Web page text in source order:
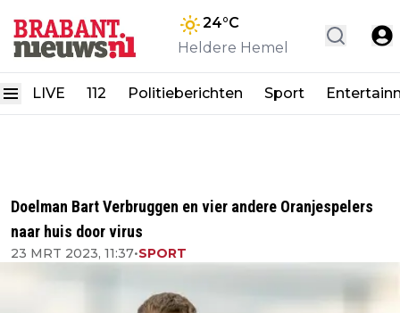
24°C
Heldere Hemel
LIVE 112 Politieberichten Sport
Doelman Bart Verbruggen en vier andere Oranjespelers
naar huis door virus
23 MRT 2023, 11:37•SPORT